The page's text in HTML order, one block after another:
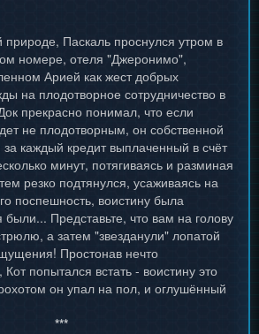
Паскаль проснулся утром в
номере, отеля "Джеронимо",
Арией как жест добрых
на плодотворное сотрудничество в
прекрасно понимал, что если
не плодотворным, он собственной
за каждый кредит выплаченный в счёт
минут, потягиваясь и разминая
резко подтянулся, усаживаясь на
поспешность, воистину была
Представьте, что вам на голову
а затем "звезданули" лопатой
Простонав нечто
попытался встать - воистину это
он упал на пол, и оглушённый
***